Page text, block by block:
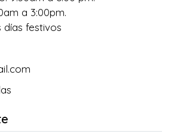
a 3:00pm.
festivos